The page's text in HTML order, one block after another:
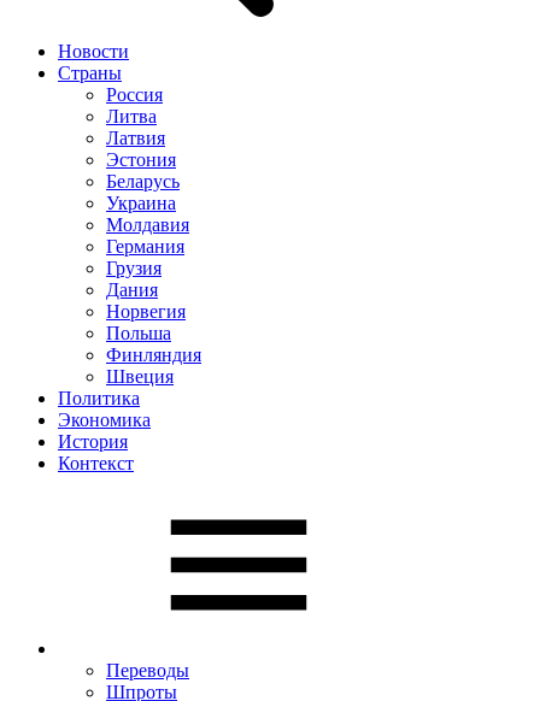
Новости
Страны
Россия
Литва
Латвия
Эстония
Беларусь
Украина
Молдавия
Германия
Грузия
Дания
Норвегия
Польша
Финляндия
Швеция
Политика
Экономика
История
Контекст
Переводы
Шпроты